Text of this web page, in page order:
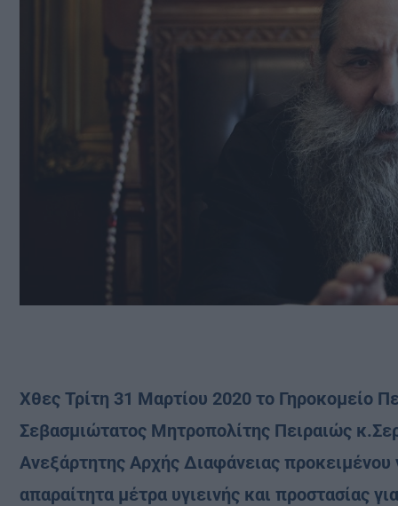
Χθες Τρίτη 31 Μαρτίου 2020 το Γηροκομείο
Σεβασμιώτατος Μητροπολίτης Πειραιώς
Ανεξάρτητης Αρχής Διαφάνειας προκειμένου
απαραίτητα μέτρα υγιεινής και προστασίας